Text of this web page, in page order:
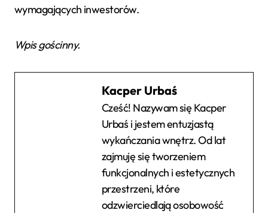
wymagających inwestorów.
Wpis gościnny.
Kacper Urbaś
Cześć! Nazywam się Kacper
Urbaś i jestem entuzjastą
wykańczania wnętrz. Od lat
zajmuję się tworzeniem
funkcjonalnych i estetycznych
przestrzeni, które
odzwierciedlają osobowość